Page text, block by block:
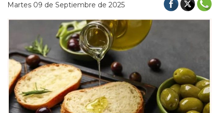
Martes 09 de Septiembre de 2025